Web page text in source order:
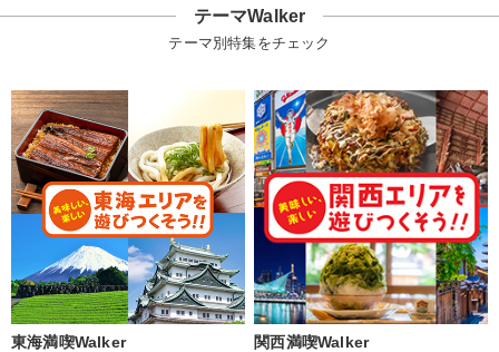
テーマWalker
テーマ別特集をチェック
東海満喫Walker 関西満喫Walker